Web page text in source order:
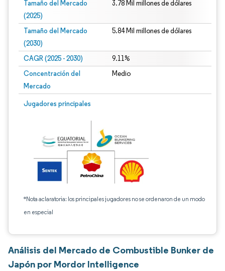
Tamaño del Mercado
(2025)
3.78 Mil millones de dólares
Tamaño del Mercado
(2030)
5.84 Mil millones de dólares
CAGR (2025 - 2030) 9.11%
Concentración del
Mercado
Medio
Jugadores principales
*Nota aclaratoria: los principales jugadores no se ordenaron de un modo
en especial
Análisis del Mercado de Combustible Bunker de
Japón por Mordor Intelligence